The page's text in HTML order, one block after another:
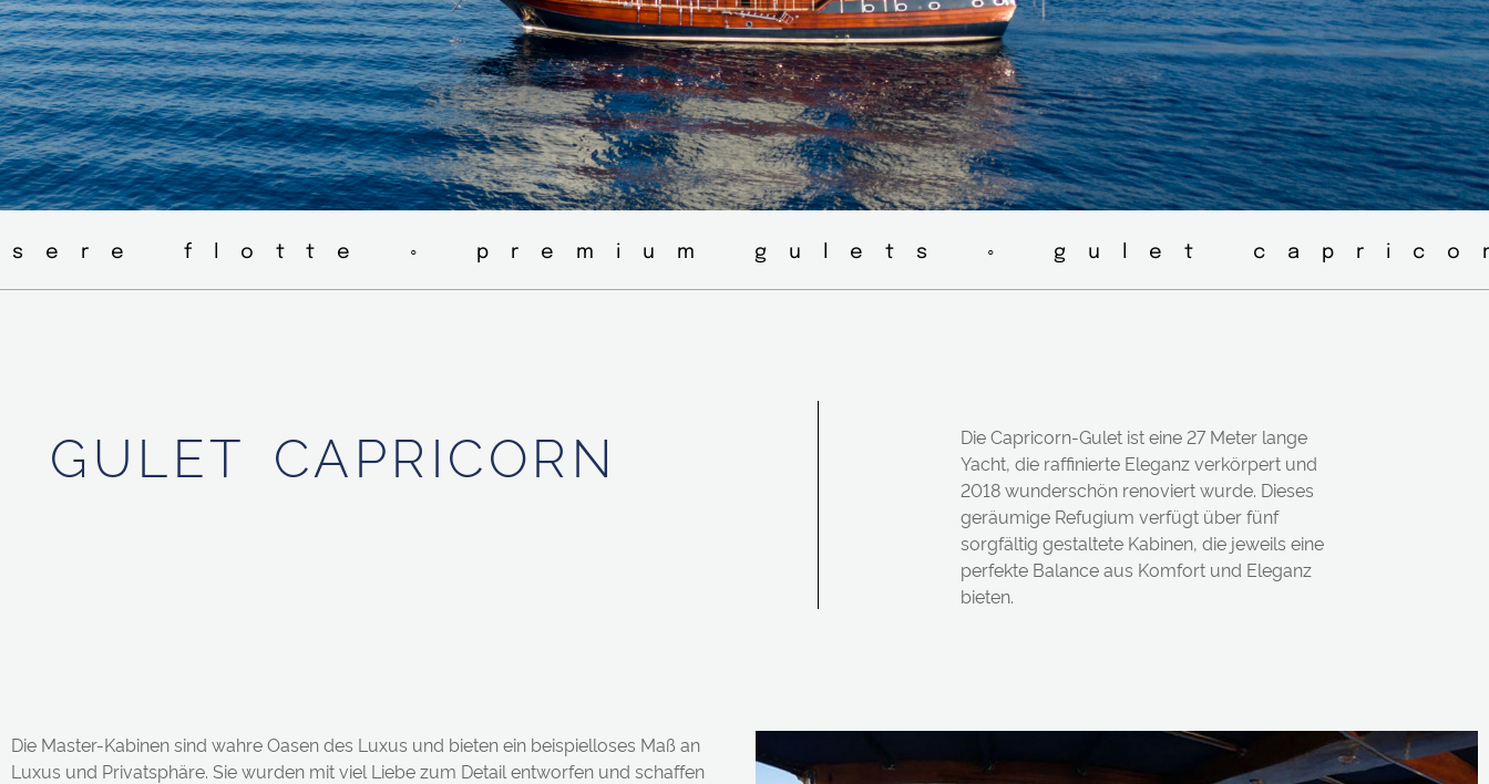
flotte ◦ premium gulets ◦ gulet
GULET CAPRICORN
Die Capricorn-Gulet ist eine 27 Meter lange
Yacht, die raffinierte Eleganz verkörpert und
2018 wunderschön renoviert wurde. Dieses
geräumige Refugium verfügt über fünf
sorgfältig gestaltete Kabinen, die jeweils eine
perfekte Balance aus Komfort und Eleganz
bieten.
Die Master-Kabinen sind wahre Oasen des Luxus und bieten ein beispielloses Maß an
Luxus und Privatsphäre. Sie wurden mit viel Liebe zum Detail entworfen und schaffen